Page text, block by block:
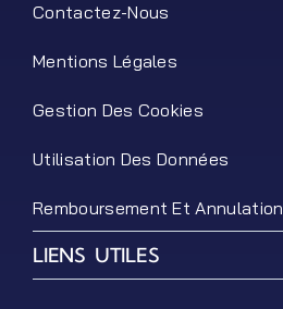
Contactez-Nous
Mentions Légales
Gestion Des Cookies
Utilisation Des Données
Remboursement Et Annulation
LIENS UTILES